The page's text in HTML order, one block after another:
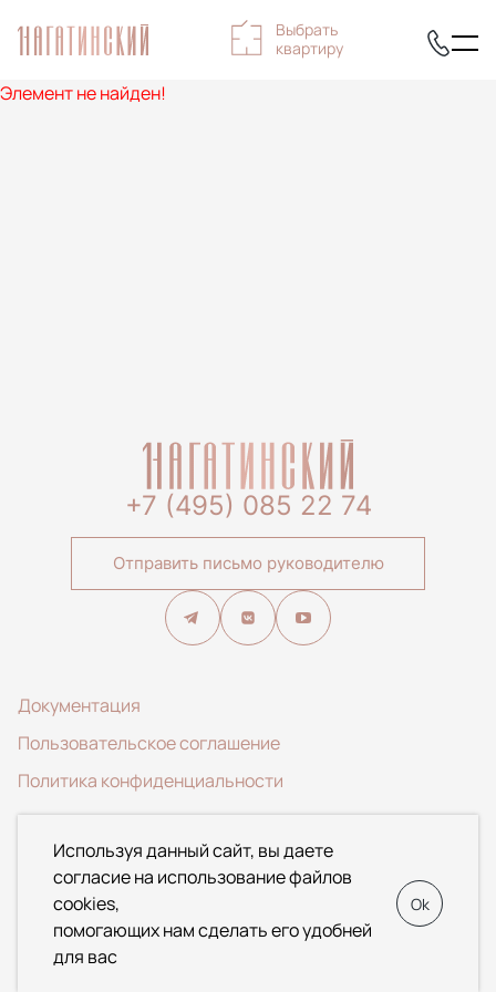
Выбрать
квартиру
Элемент не найден!
+7 (495) 085 22 74
Отправить письмо руководителю
Документация
Пользовательское соглашение
Политика конфиденциальности
«АЛЬФА». Данный Интернет-сайт носит исключительно
информационный характер и ни при каких условиях не
является публичной офертой, определяемой положениями
Статьи 437 Гражданского кодекса Российской Федерации.
Используя данный сайт, вы даете
согласие на использование файлов
cookies,
помогающих нам сделать его удобней
для вас
Ok